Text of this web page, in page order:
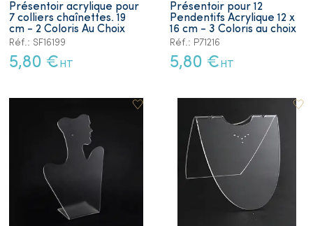
Présentoir acrylique pour
7 colliers chaînettes. 19
cm - 2 Coloris Au Choix
Réf.: SF16199
5,80 € HT
Présentoir pour 12
Pendentifs Acrylique 12 x
16 cm - 3 Coloris au choix
Réf.: P71216
5,80 € HT